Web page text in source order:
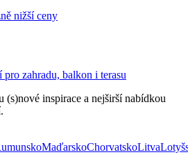
nižší ceny
zahradu, balkon i terasu
(s)nové inspirace a nejširší nabídkou
MaďarskoChorvatskoLitva